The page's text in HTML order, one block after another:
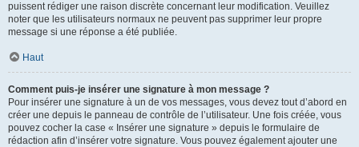
puissent rédiger une raison discrète concernant leur modification. Veuillez
noter que les utilisateurs normaux ne peuvent pas supprimer leur propre
message si une réponse a été publiée.
Haut
Comment puis-je insérer une signature à mon message ?
Pour insérer une signature à un de vos messages, vous devez tout d’abord en
créer une depuis le panneau de contrôle de l’utilisateur. Une fois créée, vous
pouvez cocher la case « Insérer une signature » depuis le formulaire de
rédaction afin d’insérer votre signature. Vous pouvez également ajouter une